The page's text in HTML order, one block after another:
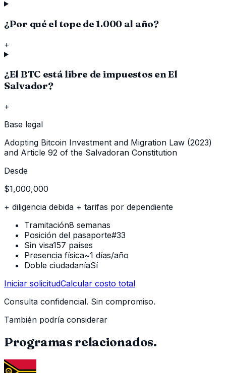
¿Por qué el tope de 1.000 al año?
+
¿El BTC está libre de impuestos en El
Salvador?
+
Base legal
Adopting Bitcoin Investment and Migration Law (2023)
and Article 92 of the Salvadoran Constitution
Desde
$1,000,000
+ diligencia debida + tarifas por dependiente
Tramitación8 semanas
Posición del pasaporte#33
Sin visa157 países
Presencia física~1 días/año
Doble ciudadaníaSí
Iniciar solicitudCalcular costo total
Consulta confidencial. Sin compromiso.
También podría considerar
Programas relacionados.